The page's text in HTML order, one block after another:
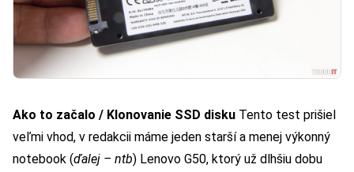
Ako to začalo / Klonovanie SSD disku Tento test prišiel
veľmi vhod, v redakcii máme jeden starší a menej výkonný
notebook (ďalej – ntb) Lenovo G50, ktorý už dlhšiu dobu